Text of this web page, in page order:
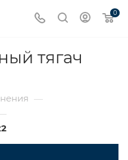
0
тягач
—